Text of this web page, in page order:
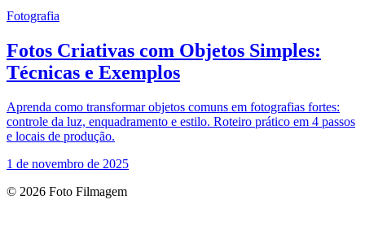
Fotografia
Fotos Criativas com Objetos Simples:
Técnicas e Exemplos
Aprenda como transformar objetos comuns em fotografias fortes:
controle da luz, enquadramento e estilo. Roteiro prático em 4 passos
e locais de produção.
1 de novembro de 2025
© 2026 Foto Filmagem